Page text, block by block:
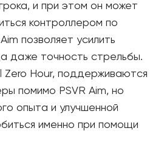
и при этом он может
контроллером по
позволяет усилить
даже точность стрельбы.
Zero Hour, поддерживаются
помимо PSVR Aim, но
опыта и улучшенной
именно при помощи